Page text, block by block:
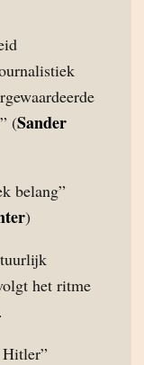
(Sander
belang”
)
het ritme